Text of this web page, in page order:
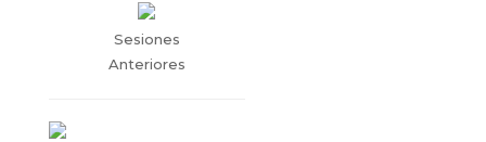
Sesiones
Anteriores